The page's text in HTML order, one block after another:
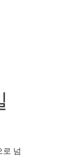
로 넘